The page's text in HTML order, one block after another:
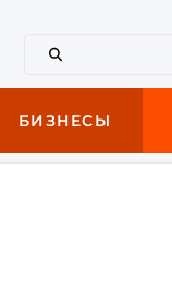
БИЗНЕСЫ